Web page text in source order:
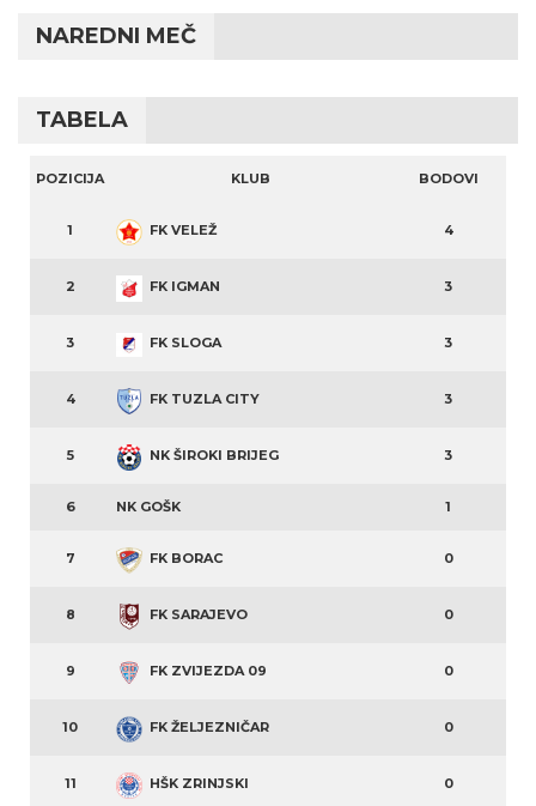
NAREDNI MEČ
TABELA
POZICIJA KLUB BODOVI
1 FK VELEŽ 4
2 FK IGMAN 3
3 FK SLOGA 3
4 FK TUZLA CITY 3
5 NK ŠIROKI BRIJEG 3
6 NK GOŠK 1
7 FK BORAC 0
8 FK SARAJEVO 0
9 FK ZVIJEZDA 09 0
10 FK ŽELJEZNIČAR 0
11 HŠK ZRINJSKI 0